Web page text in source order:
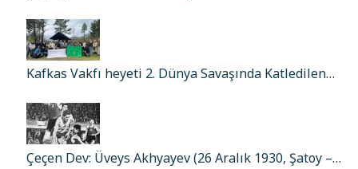
Kafkas Vakfı heyeti 2. Dünya Savaşında Katledilen…
Çeçen Dev: Üveys Akhyayev (26 Aralık 1930, Şatoy –…